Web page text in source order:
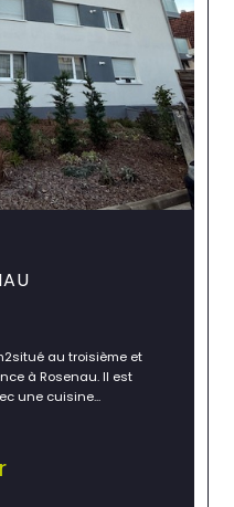
au troisième et
à Rosenau. Il est
une cuisine...